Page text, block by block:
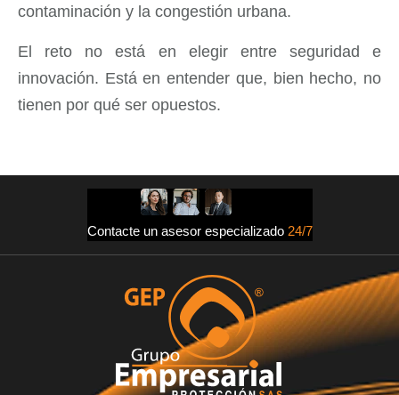
contaminación y la congestión urbana.
El reto no está en elegir entre seguridad e
innovación. Está en entender que, bien hecho, no
tienen por qué ser opuestos.
Contacte un asesor especializado 24/7